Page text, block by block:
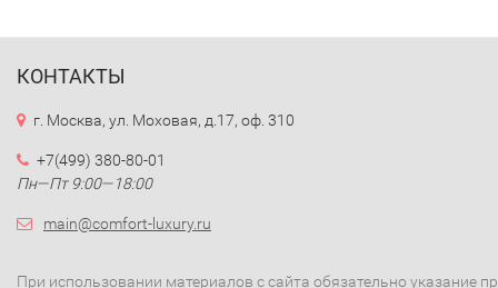
КОНТАКТЫ
г. Москва, ул. Моховая, д.17, оф. 310
+7(499) 380-80-01
Пн—Пт 9:00—18:00
main@comfort-luxury.ru
При использовании материалов с сайта обязательно указание